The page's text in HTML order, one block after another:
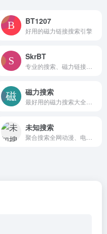
BT1207
好用的磁力链接搜索引擎
SkrBT
磁力搜索
未知搜索